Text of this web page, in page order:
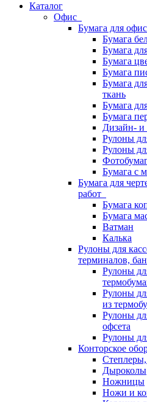
Каталог
Офис
Бумага для
Бумага
Бумага
Бумага
Бумага
Бумага
ткань
Бумага
Бумага
Дизайн- и
Рулоны
Рулоны
Бумага с
Бумага для
работ
Бумага
Бумага
Ватман
Калька
Рулоны для
терминалов,
Рулоны
Рулоны
из
Рулоны
офсета
Рулоны
Конторское
Дыроколы
Ножницы
Ножи и